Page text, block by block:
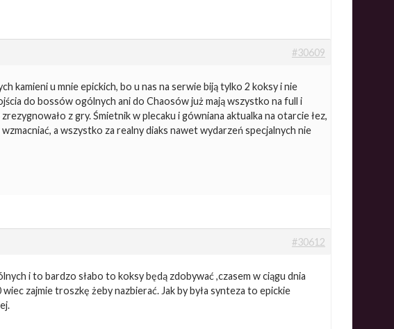
#30609
kamieni u mnie epickich, bo u nas na serwie biją tylko 2 koksy i nie
do bossów ogólnych ani do Chaosów już mają wszystko na full i
z gry. Śmietnik w plecaku i gówniana aktualka na otarcie łez,
a wszystko za realny diaks nawet wydarzeń specjalnych nie
#30612
i to bardzo słabo to koksy będą zdobywać ,czasem w ciągu dnia
zajmie troszkę żeby nazbierać. Jak by była synteza to epickie